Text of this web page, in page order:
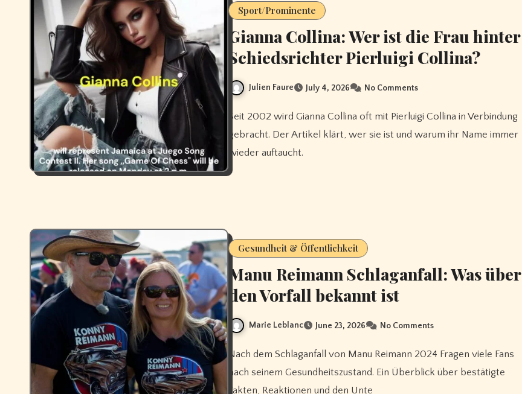
Sport/Prominente
Gianna Collina: Wer ist die Frau hinter
Schiedsrichter Pierluigi Collina?
Julien Faure July 4, 2026 No Comments
Seit 2002 wird Gianna Collina oft mit Pierluigi Collina in Verbindung
gebracht. Der Artikel klärt, wer sie ist und warum ihr Name immer
wieder auftaucht.
Gesundheit & Öffentlichkeit
Manu Reimann Schlaganfall: Was über
den Vorfall bekannt ist
Marie Leblanc June 23, 2026 No Comments
Nach dem Schlaganfall von Manu Reimann 2024 Fragen viele Fans
nach seinem Gesundheitszustand. Ein Überblick über bestätigte
Fakten, Reaktionen und den Unte